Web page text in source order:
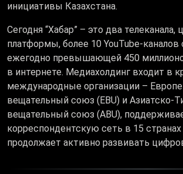
инициативы Казахстана.
Сегодня “Хабар” – это два
платформы, более 10 YouTube-каналов
ежегодно превышающей 450
в интернете. Медиахолдинг входит в
международные организации –
вещательный союз (EBU) и Азиатско-
вещательный союз (ABU),
корреспондентскую сеть в 15
продолжает активно развивать